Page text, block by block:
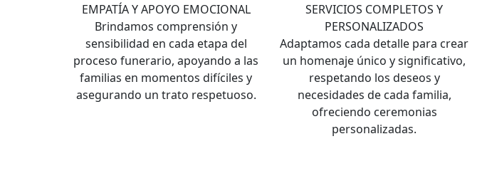
EMPATÍA Y APOYO EMOCIONAL
Brindamos comprensión y
sensibilidad en cada etapa del
proceso funerario, apoyando a las
familias en momentos difíciles y
asegurando un trato respetuoso.
SERVICIOS COMPLETOS Y
PERSONALIZADOS
Adaptamos cada detalle para crear
un homenaje único y significativo,
respetando los deseos y
necesidades de cada familia,
ofreciendo ceremonias
personalizadas.